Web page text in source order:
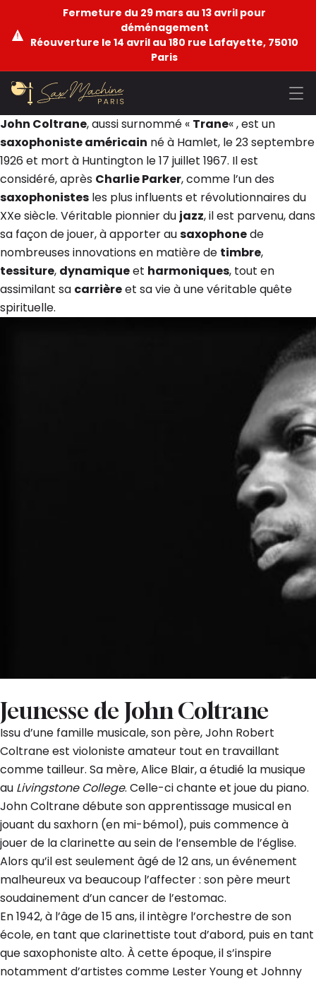
Fermeture du 29 mars au 13 avril pour
déménagement
Réouverture le 14 avril au 180 rue Lafayette, 75010
Paris
John Coltrane, aussi surnommé « Trane« , est un
saxophoniste américain né à Hamlet, le 23 septembre
1926 et mort à Huntington le 17 juillet 1967. Il est
considéré, après Charlie Parker, comme l’un des
saxophonistes les plus influents et révolutionnaires du
XXe siècle. Véritable pionnier du jazz, il est parvenu, dans
sa façon de jouer, à apporter ausaxophonede
nombreuses innovations en matière de timbre,
tessiture, dynamiqueet harmoniques, tout en
assimilant sa carrièreet sa vie à une véritable quête
spirituelle.
Jeunesse de John Coltrane
Issu d’une famille musicale, son père, John Robert
Coltrane est violoniste amateur tout en travaillant
comme tailleur. Sa mère, Alice Blair, a étudié la musique
au Livingstone College. Celle-ci chante et joue du piano.
John Coltrane débute son apprentissage musical en
jouant du saxhorn (en mi-bémol), puis commence à
jouer de la clarinette au sein de l’ensemble de l’église.
Alors qu’il est seulement âgé de 12 ans, un événement
malheureux va beaucoup l’affecter : son père meurt
soudainement d’un cancer de l’estomac.
En 1942, à l’âge de 15 ans, il intègre l’orchestre de son
école, en tant que clarinettiste tout d’abord, puis en tant
que saxophoniste alto. À cette époque, il s’inspire
notamment d’artistes comme Lester Young et Johnny